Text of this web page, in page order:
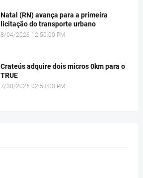
Natal (RN) avança para a primeira
licitação do transporte urbano
8/04/2026 12:50:00 PM
Crateús adquire dois micros 0km para o
TRUE
7/30/2026 02:58:00 PM